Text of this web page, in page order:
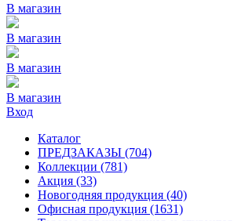
В магазин
В магазин
В магазин
В магазин
Вход
Каталог
ПРЕДЗАКАЗЫ (704)
Коллекции (781)
Акция (33)
Новогодняя продукция (40)
Офисная продукция (1631)